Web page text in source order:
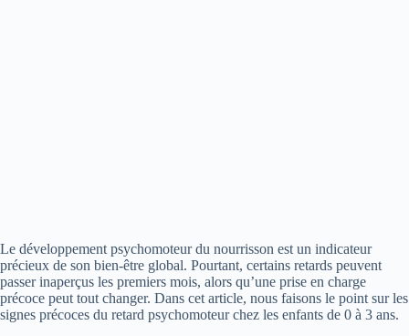
Le développement psychomoteur du nourrisson est un indicateur
précieux de son bien-être global. Pourtant, certains retards peuvent
passer inaperçus les premiers mois, alors qu’une prise en charge
précoce peut tout changer. Dans cet article, nous faisons le point sur les
signes précoces du retard psychomoteur chez les enfants de 0 à 3 ans.